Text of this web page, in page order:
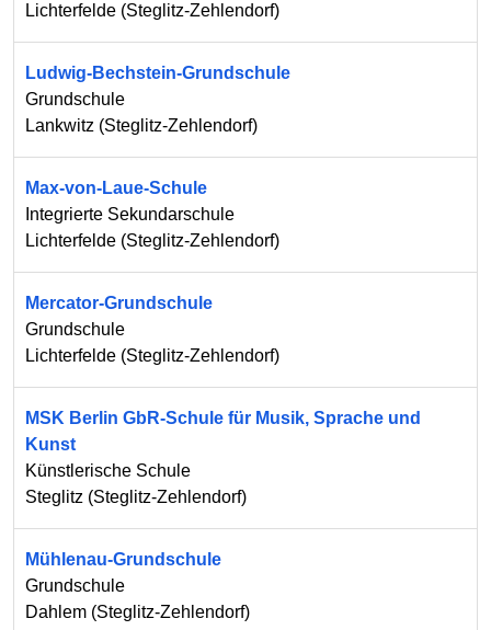
Lichterfelde (Steglitz-Zehlendorf)
Ludwig-Bechstein-Grundschule
Grundschule
Lankwitz (Steglitz-Zehlendorf)
Max-von-Laue-Schule
Integrierte Sekundarschule
Lichterfelde (Steglitz-Zehlendorf)
Mercator-Grundschule
Grundschule
Lichterfelde (Steglitz-Zehlendorf)
MSK Berlin GbR-Schule für Musik, Sprache und
Kunst
Künstlerische Schule
Steglitz (Steglitz-Zehlendorf)
Mühlenau-Grundschule
Grundschule
Dahlem (Steglitz-Zehlendorf)